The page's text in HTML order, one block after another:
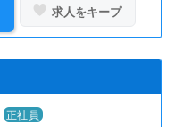
求人をキープ
正社員